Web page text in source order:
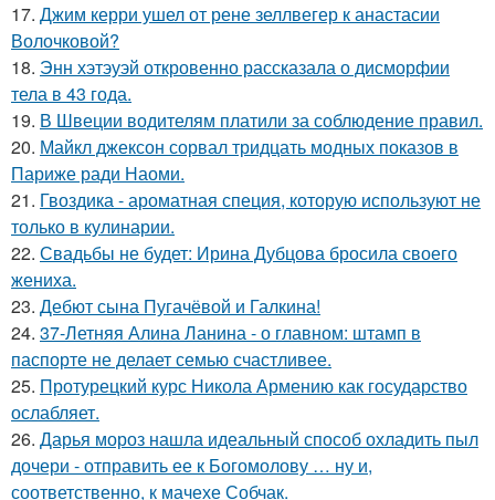
17. Джим керри ушел от рене зеллвегер к анастасии
Волочковой?
18. Энн хэтэуэй откровенно рассказала о дисморфии
тела в 43 года.
19. В Швеции водителям платили за соблюдение правил.
20. Майкл джексон сорвал тридцать модных показов в
Париже ради Наоми.
21. Гвоздика - ароматная специя, которую используют не
только в кулинарии.
22. Свадьбы не будет: Ирина Дубцова бросила своего
жениха.
23. Дебют сына Пугачёвой и Галкина!
24. 37-Летняя Алина Ланина - о главном: штамп в
паспорте не делает семью счастливее.
25. Протурецкий курс Никола Армению как государство
ослабляет.
26. Дарья мороз нашла идеальный способ охладить пыл
дочери - отправить ее к Богомолову … ну и,
соответственно, к мачехе Собчак.